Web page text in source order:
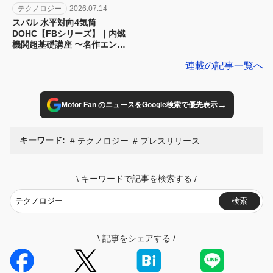
テクノロジー 2026.07.14
スバル 水平対向4気筒
DOHC【FBシリーズ】｜内燃
機関超基礎講座 〜名作エンジ
連載の記事一覧へ
Motor Fan のニュースをGoogle検索で優先表示→
キーワード: テクノロジー プレスリリース
\ キーワードで記事を検索する /
検索
\ 記事をシェアする /